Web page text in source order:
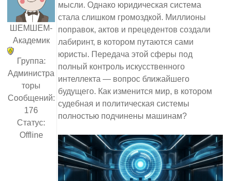
ШЕМШЕМ-
Академик
Группа:
Администра
торы
Сообщений:
176
Статус:
Offline
мысли. Однако юридическая система
стала слишком громоздкой. Миллионы
поправок, актов и прецедентов создали
лабиринт, в котором путаются сами
юристы. Передача этой сферы под
полный контроль искусственного
интеллекта — вопрос ближайшего
будущего. Как изменится мир, в котором
судебная и политическая системы
полностью подчинены машинам?